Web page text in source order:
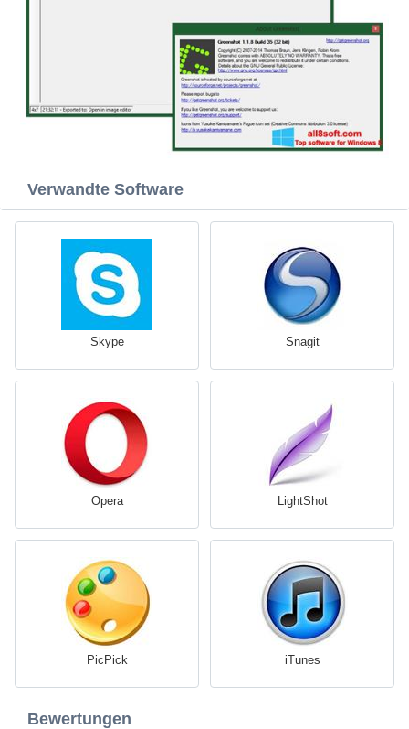
Verwandte Software
Skype Snagit
Opera LightShot
PicPick iTunes
Bewertungen